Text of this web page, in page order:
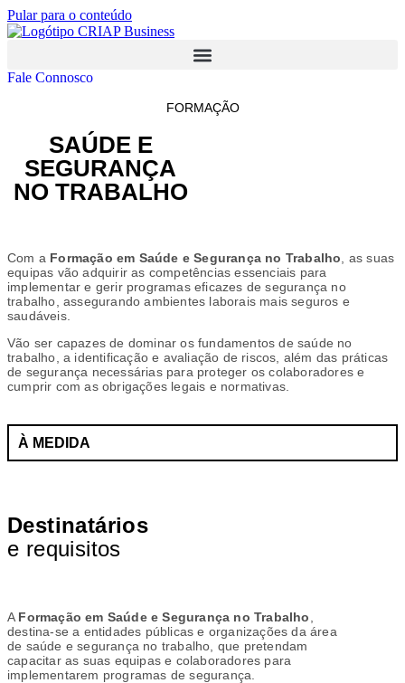
Pular para o conteúdo
Fale Connosco
FORMAÇÃO
SAÚDE E
SEGURANÇA
NO TRABALHO
Com a Formação em Saúde e Segurança no Trabalho , as suas
equipas vão adquirir as competências essenciais para
implementar e gerir programas eficazes de segurança no
trabalho, assegurando ambientes laborais mais seguros e
saudáveis.
Vão ser capazes de dominar os fundamentos de saúde no
trabalho, a identificação e avaliação de riscos, além das práticas
de segurança necessárias para proteger os colaboradores e
cumprir com as obrigações legais e normativas.
À MEDIDA
Destinatários
e requisitos
A Formação em Saúde e Segurança no Trabalho
destina-se a entidades públicas e organizações da área
de saúde e segurança no trabalho, que pretendam
capacitar as suas equipas e colaboradores para
implementarem programas de segurança.